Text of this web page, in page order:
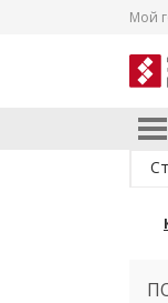
Мой